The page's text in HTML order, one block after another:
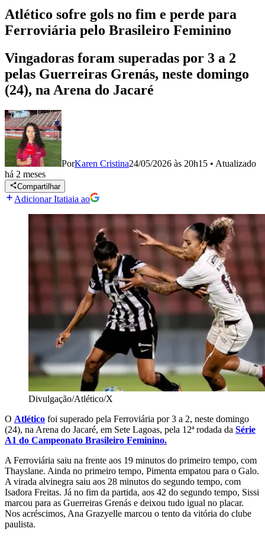
Atlético sofre gols no fim e perde para
Ferroviária pelo Brasileiro Feminino
Vingadoras foram superadas por 3 a 2
pelas Guerreiras Grenás, neste domingo
(24), na Arena do Jacaré
PorKaren Cristina24/05/2026 às 20h15 • Atualizado
há 2 meses
Compartilhar
Adicionar Itatiaia ao
Divulgação/Atlético/X
O Atlético foi superado pela Ferroviária por 3 a 2, neste domingo
(24), na Arena do Jacaré, em Sete Lagoas, pela 12ª rodada da Série
A1 do Campeonato Brasileiro Feminino.
A Ferroviária saiu na frente aos 19 minutos do primeiro tempo, com
Thayslane. Ainda no primeiro tempo, Pimenta empatou para o Galo.
A virada alvinegra saiu aos 28 minutos do segundo tempo, com
Isadora Freitas. Já no fim da partida, aos 42 do segundo tempo, Sissi
marcou para as Guerreiras Grenás e deixou tudo igual no placar.
Nos acréscimos, Ana Grazyelle marcou o tento da vitória do clube
paulista.